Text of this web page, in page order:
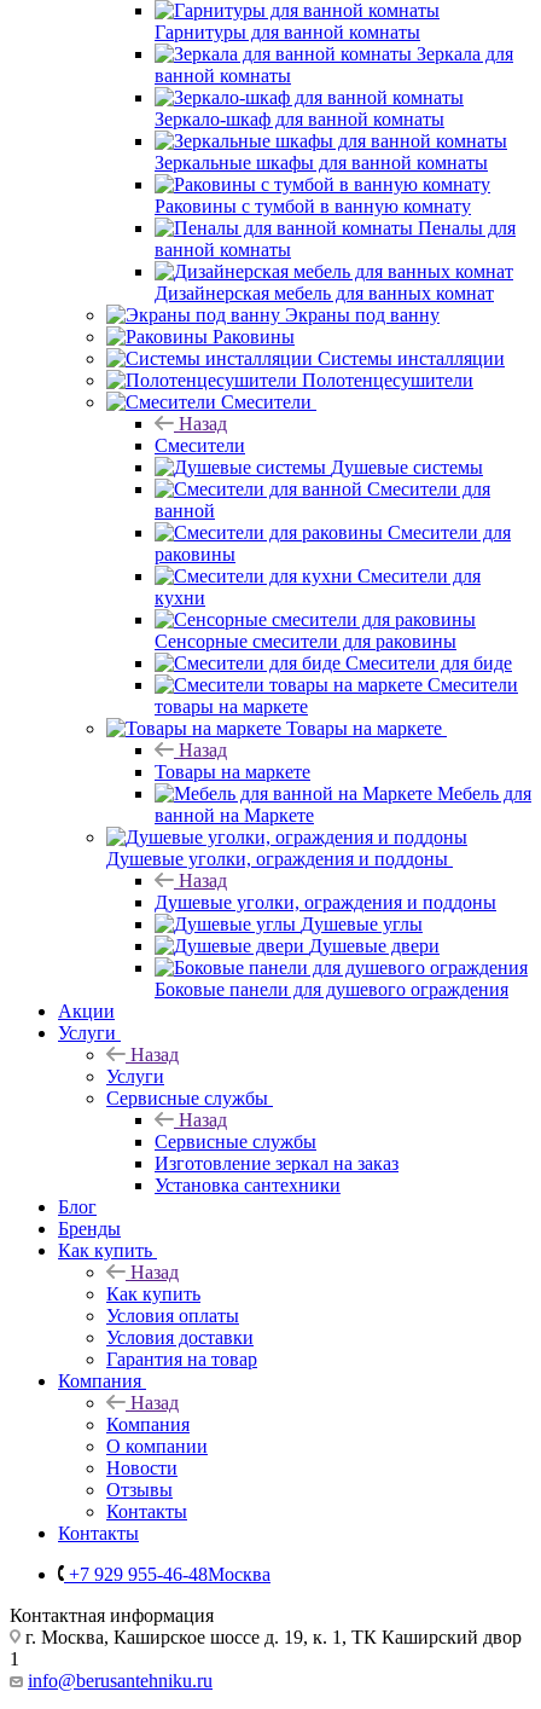
Гарнитуры для ванной комнаты
Зеркала для
ванной комнаты
Зеркало-шкаф для ванной комнаты
Зеркальные шкафы для ванной комнаты
Раковины с тумбой в ванную комнату
Пеналы для
ванной комнаты
Дизайнерская мебель для ванных комнат
Экраны под ванну
Раковины
Системы инсталляции
Полотенцесушители
Смесители
Назад
Смесители
Душевые системы
Смесители для
ванной
Смесители для
раковины
Смесители для
кухни
Сенсорные смесители для раковины
Смесители для биде
Смесители
товары на маркете
Товары на маркете
Назад
Товары на маркете
Мебель для
ванной на Маркете
Душевые уголки, ограждения и поддоны
Назад
Душевые уголки, ограждения и поддоны
Душевые углы
Душевые двери
Боковые панели для душевого ограждения
Акции
Услуги
Назад
Услуги
Сервисные службы
Назад
Сервисные службы
Изготовление зеркал на заказ
Установка сантехники
Блог
Бренды
Как купить
Назад
Как купить
Условия оплаты
Условия доставки
Гарантия на товар
Компания
Назад
Компания
О компании
Новости
Отзывы
Контакты
Контакты
+7 929 955-46-48Москва
Контактная информация
г. Москва, Каширское шоссе д. 19, к. 1, ТК Каширский двор
1
info@berusantehniku.ru